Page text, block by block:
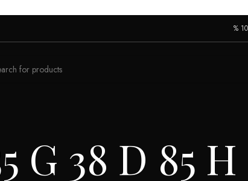
%
G 38 D 85 H